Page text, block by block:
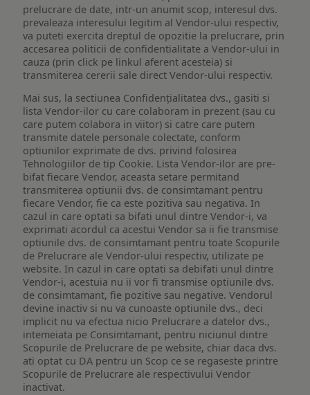
prelucrare de date, intr-un anumit scop, interesul dvs.
prevaleaza interesului legitim al Vendor-ului respectiv,
va puteti exercita dreptul de opozitie la prelucrare, prin
accesarea politicii de confidentialitate a Vendor-ului in
cauza (prin click pe linkul aferent acesteia) si
transmiterea cererii sale direct Vendor-ului respectiv.
Mai sus, la sectiunea Confidențialitatea dvs., gasiti si
lista Vendor-ilor cu care colaboram in prezent (sau cu
care putem colabora in viitor) si catre care putem
transmite datele personale colectate, conform
optiunilor exprimate de dvs. privind folosirea
Tehnologiilor de tip Cookie. Lista Vendor-ilor are pre-
bifat fiecare Vendor, aceasta setare permitand
transmiterea optiunii dvs. de consimtamant pentru
fiecare Vendor, fie ca este pozitiva sau negativa. In
cazul in care optati sa bifati unul dintre Vendor-i, va
exprimati acordul ca acestui Vendor sa ii fie transmise
optiunile dvs. de consimtamant pentru toate Scopurile
de Prelucrare ale Vendor-ului respectiv, utilizate pe
website. In cazul in care optati sa debifati unul dintre
Vendor-i, acestuia nu ii vor fi transmise optiunile dvs.
de consimtamant, fie pozitive sau negative. Vendorul
devine inactiv si nu va cunoaste optiunile dvs., deci
implicit nu va efectua nicio Prelucrare a datelor dvs.,
intemeiata pe Consimtamant, pentru niciunul dintre
Scopurile de Prelucrare de pe website, chiar daca dvs.
ati optat cu DA pentru un Scop ce se regaseste printre
Scopurile de Prelucrare ale respectivului Vendor
inactivat.